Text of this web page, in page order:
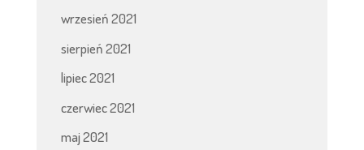
wrzesień 2021
sierpień 2021
lipiec 2021
czerwiec 2021
maj 2021